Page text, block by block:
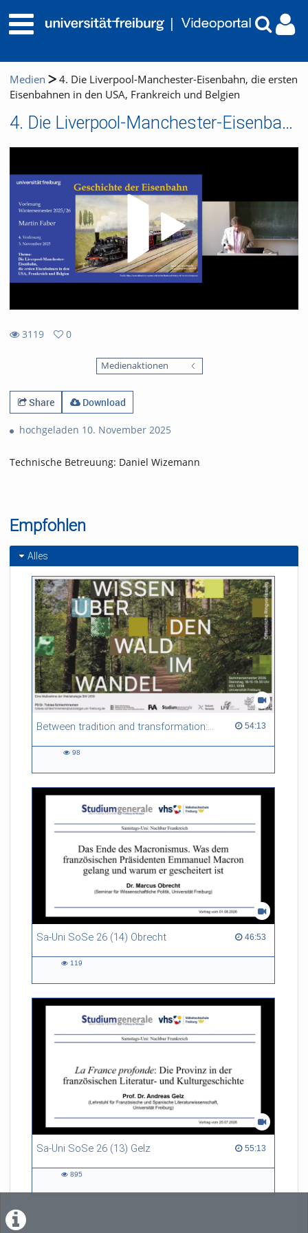
Medien
4. Die Liverpool-Manchester-Eisenbahn, die ersten
Eisenbahnen in den USA, Frankreich und Belgien
4. Die Liverpool-Manchester-Eisenbahn, die ersten Eisenbahnen in den USA, Frankreich und Belgien
3119
0
Medienaktionen
Share Download
hochgeladen 10. November 2025
Technische Betreuung: Daniel Wizemann
Empfohlen
Alles
Between tradition and transformation: how owners, advisers and institutions co-create knowledge for resilient forests in Europe 54:13
54:13 duration
98
Sa-Uni SoSe 26 (14) Obrecht 46:53
46:53 duration
119
Sa-Uni SoSe 26 (13) Gelz 55:13
55:13 duration
895